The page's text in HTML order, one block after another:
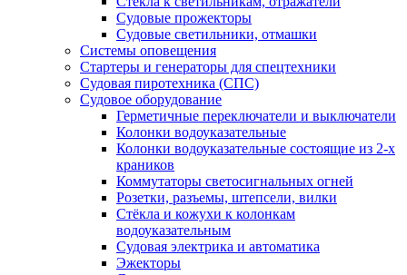
Судовые прожекторы
Судовые светильники, отмашки
Системы оповещения
Стартеры и генераторы для спецтехники
Судовая пиротехника (СПС)
Судовое оборудование
Герметичные переключатели и выключатели
Колонки водоуказательные
Колонки водоуказательные состоящие из 2-х
краников
Коммутаторы светосигнальных огней
Розетки, разъемы, штепсели, вилки
Стёкла и кожухи к колонкам
водоуказательным
Судовая электрика и автоматика
Эжекторы